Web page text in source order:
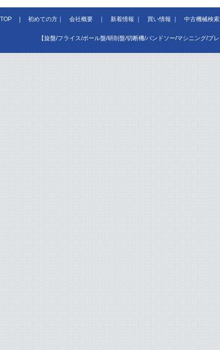
TOP|初めての方｜会社概要｜新着情報｜買い情報｜中古機械検索
【旋盤/フライス/ボール盤/研削盤/切断機/バンドソー/マシニング/プ